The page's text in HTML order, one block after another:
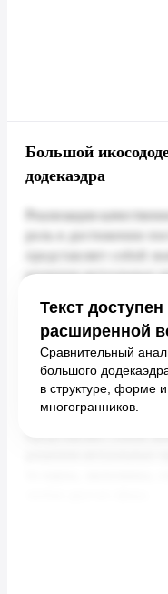
Большой
додекаэдра
Текст доступен
расширенной
Сравнительный
большого
в структуре, форме
многогранников.